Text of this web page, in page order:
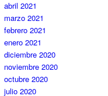
abril 2021
marzo 2021
febrero 2021
enero 2021
diciembre 2020
noviembre 2020
octubre 2020
julio 2020